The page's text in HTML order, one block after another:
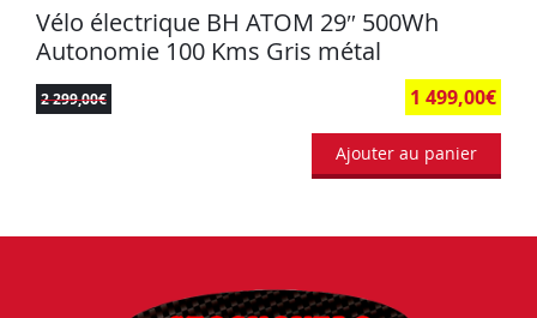
Vélo électrique BH ATOM 29″ 500Wh
Autonomie 100 Kms Gris métal
2 299,00€ 1 499,00€
Ajouter au panier